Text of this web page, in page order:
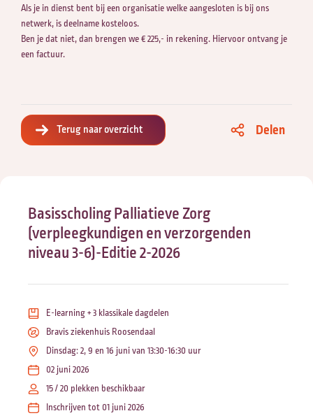
Als je in dienst bent bij een organisatie welke aangesloten is bij ons
netwerk, is deelname kosteloos.
Ben je dat niet, dan brengen we € 225,- in rekening. Hiervoor ontvang je
een factuur.
Terug naar overzicht Delen
Basisscholing Palliatieve Zorg
(verpleegkundigen en verzorgenden
niveau 3-6)-Editie 2-2026
E-learning + 3 klassikale dagdelen
Bravis ziekenhuis Roosendaal
Dinsdag: 2, 9 en 16 juni van 13:30-16:30 uur
02 juni 2026
15 / 20 plekken beschikbaar
Inschrijven tot 01 juni 2026